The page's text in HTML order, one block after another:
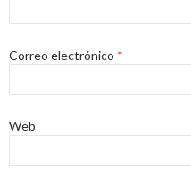
Correo electrónico *
Web